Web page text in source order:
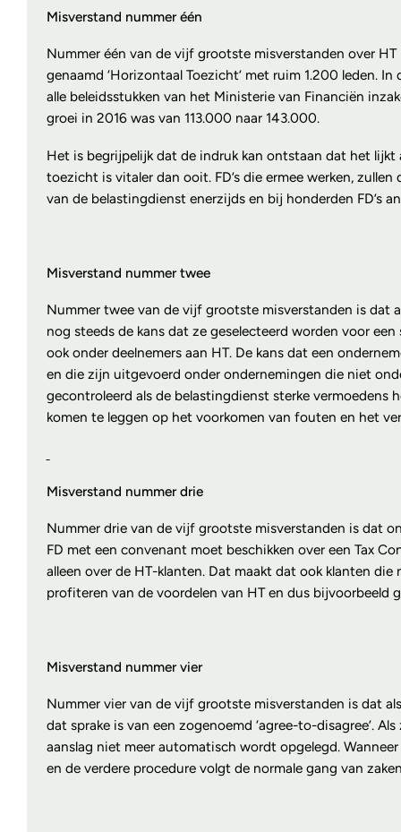
Misverstand nummer één
Nummer één van de vijf grootste misverstanden over
genaamd ‘Horizontaal Toezicht’ met ruim 1.200 leden.
alle beleidsstukken van het Ministerie van Financiën
groei in 2016 was van 113.000 naar 143.000.
Het is begrijpelijk dat de indruk kan ontstaan dat het
toezicht is vitaler dan ooit. FD’s die ermee werken,
van de belastingdienst enerzijds en bij honderden FD’s
Misverstand nummer twee
Nummer twee van de vijf grootste misverstanden is dat
nog steeds de kans dat ze geselecteerd worden voor
ook onder deelnemers aan HT. De kans dat een
en die zijn uitgevoerd onder ondernemingen die niet
gecontroleerd als de belastingdienst sterke
komen te leggen op het voorkomen van fouten en het
Misverstand nummer drie
Nummer drie van de vijf grootste misverstanden is dat
FD met een convenant moet beschikken over een Tax
alleen over de HT-klanten. Dat maakt dat ook klanten
profiteren van de voordelen van HT en dus bijvoorbeeld
Misverstand nummer vier
Nummer vier van de vijf grootste misverstanden is dat
dat sprake is van een zogenoemd ‘agree-to-disagree’.
aanslag niet meer automatisch wordt opgelegd.
en de verdere procedure volgt de normale gang van